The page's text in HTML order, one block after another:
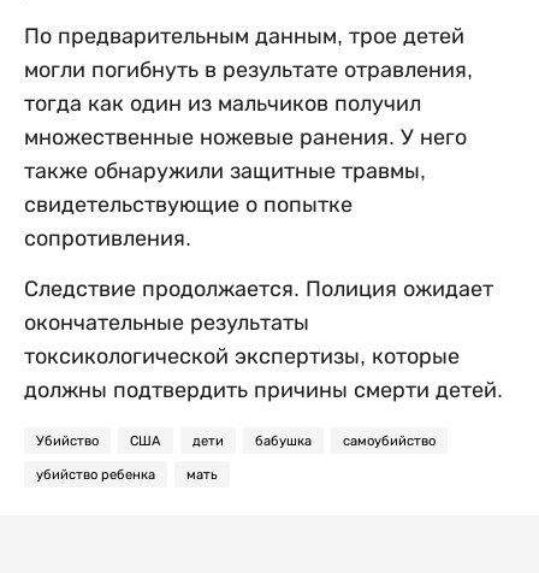
По предварительным данным, трое детей
могли погибнуть в результате отравления,
тогда как один из мальчиков получил
множественные ножевые ранения. У него
также обнаружили защитные травмы,
свидетельствующие о попытке
сопротивления.
Следствие продолжается. Полиция ожидает
окончательные результаты
токсикологической экспертизы, которые
должны подтвердить причины смерти детей.
Убийство США дети бабушка самоубийство
убийство ребенка мать